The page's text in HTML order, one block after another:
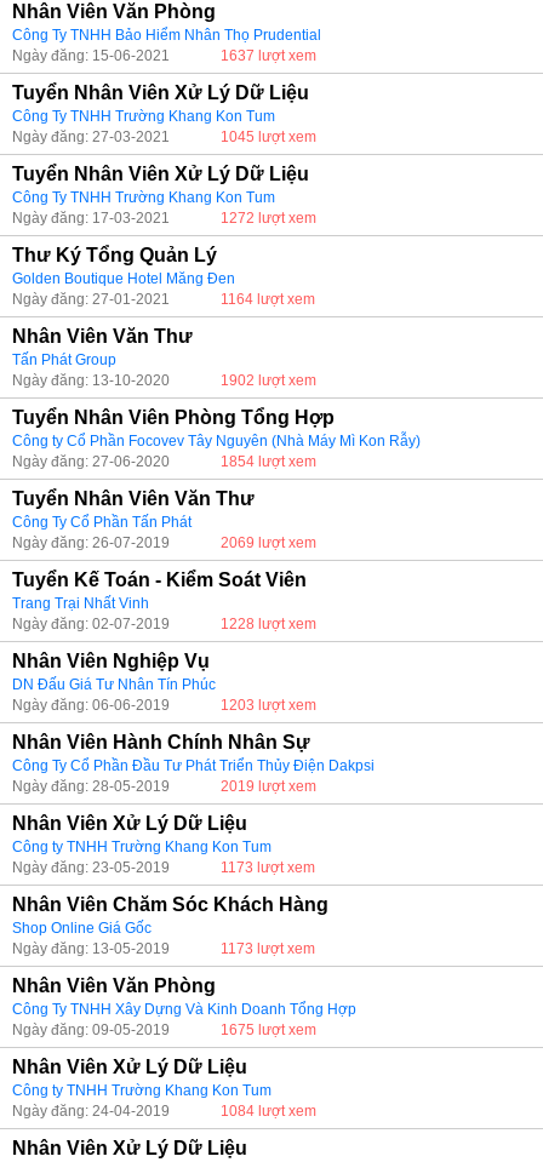
Nhân Viên Văn Phòng
Công Ty TNHH Bảo Hiểm Nhân Thọ Prudential
Ngày đăng: 15-06-2021
1637 lượt xem
Tuyển Nhân Viên Xử Lý Dữ Liệu
Công Ty TNHH Trường Khang Kon Tum
Ngày đăng: 27-03-2021
1045 lượt xem
Tuyển Nhân Viên Xử Lý Dữ Liệu
Công Ty TNHH Trường Khang Kon Tum
Ngày đăng: 17-03-2021
1272 lượt xem
Thư Ký Tổng Quản Lý
Golden Boutique Hotel Măng Đen
Ngày đăng: 27-01-2021
1164 lượt xem
Nhân Viên Văn Thư
Tấn Phát Group
Ngày đăng: 13-10-2020
1902 lượt xem
Tuyển Nhân Viên Phòng Tổng Hợp
Công ty Cổ Phần Focovev Tây Nguyên (Nhà Máy Mì Kon Rẫy)
Ngày đăng: 27-06-2020
1854 lượt xem
Tuyển Nhân Viên Văn Thư
Công Ty Cổ Phần Tấn Phát
Ngày đăng: 26-07-2019
2069 lượt xem
Tuyển Kế Toán - Kiểm Soát Viên
Trang Trại Nhất Vinh
Ngày đăng: 02-07-2019
1228 lượt xem
Nhân Viên Nghiệp Vụ
DN Đấu Giá Tư Nhân Tín Phúc
Ngày đăng: 06-06-2019
1203 lượt xem
Nhân Viên Hành Chính Nhân Sự
Công Ty Cổ Phần Đầu Tư Phát Triển Thủy Điện Dakpsi
Ngày đăng: 28-05-2019
2019 lượt xem
Nhân Viên Xử Lý Dữ Liệu
Công ty TNHH Trường Khang Kon Tum
Ngày đăng: 23-05-2019
1173 lượt xem
Nhân Viên Chăm Sóc Khách Hàng
Shop Online Giá Gốc
Ngày đăng: 13-05-2019
1173 lượt xem
Nhân Viên Văn Phòng
Công Ty TNHH Xây Dựng Và Kinh Doanh Tổng Hợp
Ngày đăng: 09-05-2019
1675 lượt xem
Nhân Viên Xử Lý Dữ Liệu
Công ty TNHH Trường Khang Kon Tum
Ngày đăng: 24-04-2019
1084 lượt xem
Nhân Viên Xử Lý Dữ Liệu